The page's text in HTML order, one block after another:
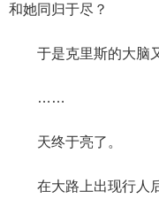
和她同归于尽？
于是克里斯的大脑又
……
天终于亮了。
在大路上出现行人后